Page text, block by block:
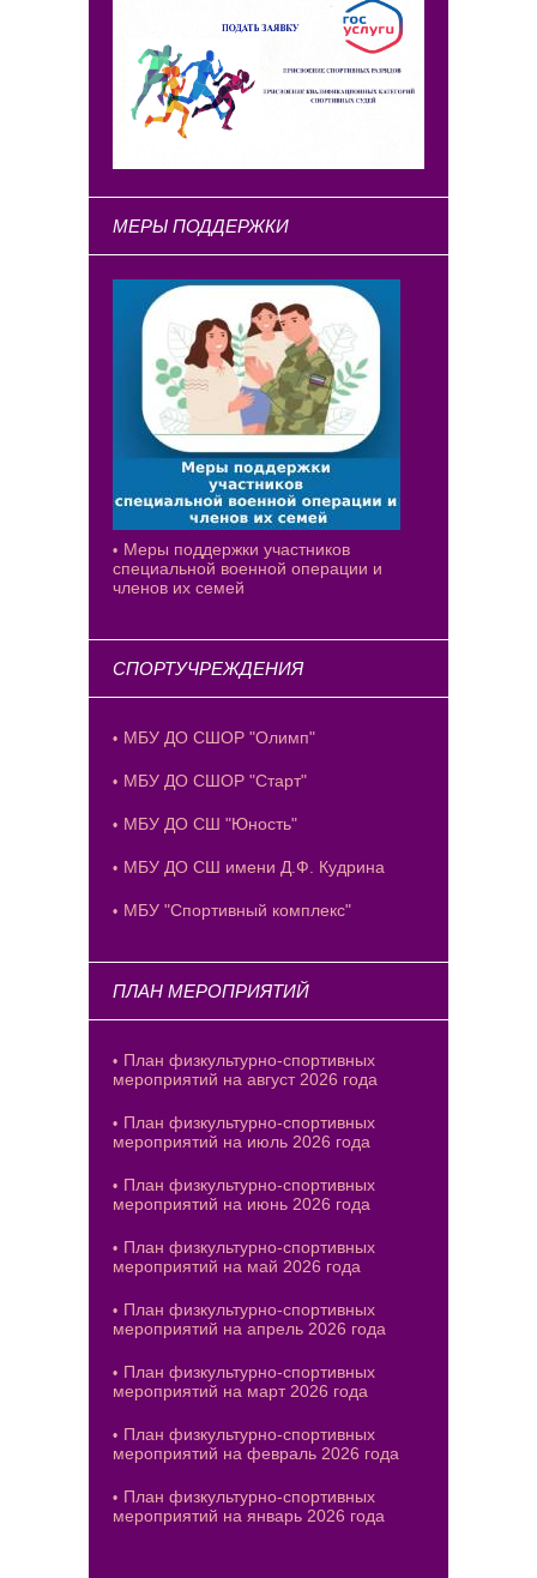
МЕРЫ ПОДДЕРЖКИ
Меры поддержки участников
специальной военной операции и
членов их семей
СПОРТУЧРЕЖДЕНИЯ
МБУ ДО СШОР "Олимп"
МБУ ДО СШОР "Старт"
МБУ ДО СШ "Юность"
МБУ ДО СШ имени Д.Ф. Кудрина
МБУ "Спортивный комплекс"
ПЛАН МЕРОПРИЯТИЙ
План физкультурно-спортивных
мероприятий на август 2026 года
План физкультурно-спортивных
мероприятий на июль 2026 года
План физкультурно-спортивных
мероприятий на июнь 2026 года
План физкультурно-спортивных
мероприятий на май 2026 года
План физкультурно-спортивных
мероприятий на апрель 2026 года
План физкультурно-спортивных
мероприятий на март 2026 года
План физкультурно-спортивных
мероприятий на февраль 2026 года
План физкультурно-спортивных
мероприятий на январь 2026 года